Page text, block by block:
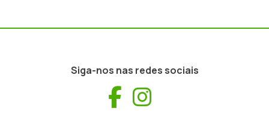
Siga-nos nas redes sociais
Facebook